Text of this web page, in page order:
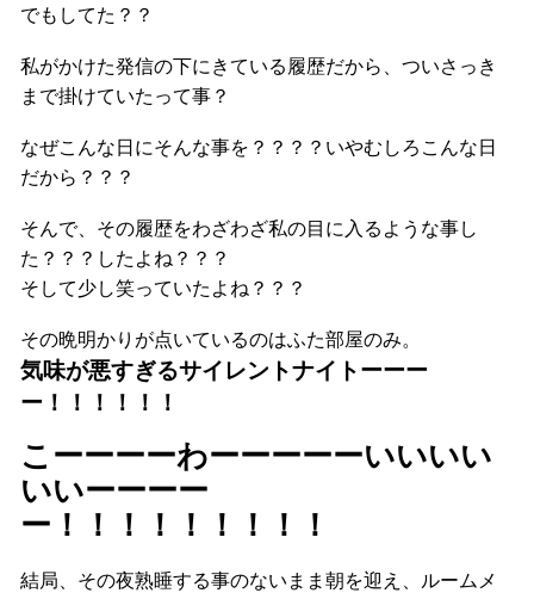
でもしてた？？
私がかけた発信の下にきている履歴だから、ついさっき
まで掛けていたって事？
なぜこんな日にそんな事を？？？？いやむしろこんな日
だから？？？
そんで、その履歴をわざわざ私の目に入るような事し
た？？？したよね？？？
そして少し笑っていたよね？？？
その晩明かりが点いているのはふた部屋のみ。
気味が悪すぎるサイレントナイトーーー
ー！！！！！！
こーーーーわーーーーーいいいい
いいーーーー
ー！！！！！！！！！
結局、その夜熟睡する事のないまま朝を迎え、ルームメ